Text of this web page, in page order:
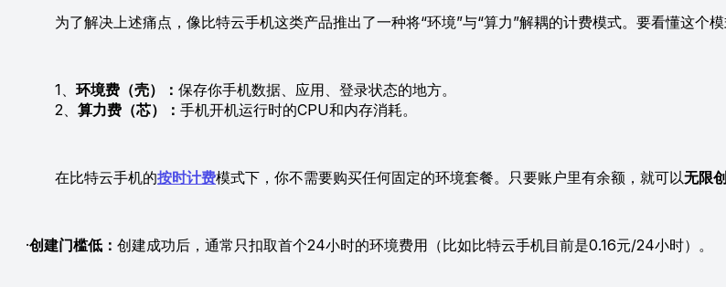
为了解决上述痛点，像比特云手机这类产品推出了一种将“环境”与“算力”解耦的计费模式。要看懂这个模
1、 环境费（壳）： 保存你手机数据、应用、登录状态的地方。
2、 算力费（芯）： 手机开机运行时的CPU和内存消耗。
在比特云手机的按时计费模式下，你不需要购买任何固定的环境套餐。只要账户里有余额，就可以无限
·创建门槛低： 创建成功后，通常只扣取首个24小时的环境费用（比如比特云手机目前是0.16元/24小时）。